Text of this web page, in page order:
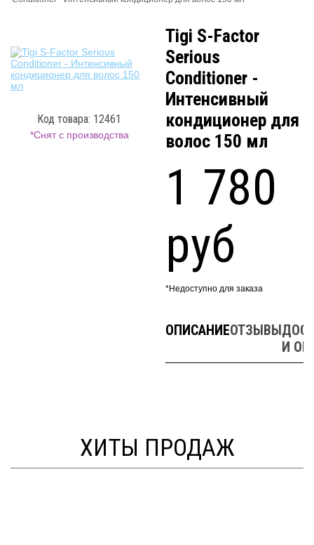
Код товара: 12461
*Снят с производства
Tigi S-Factor
Serious
Conditioner -
Интенсивный
кондиционер для
волос 150 мл
1 780
руб
*Недоступно для заказа
ОПИСАНИЕОТЗЫВЫ
И
ХИТЫ ПРОДАЖ